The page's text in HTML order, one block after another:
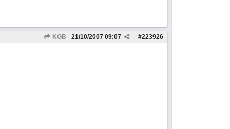
KGB #223926
21/10/2007 09:07